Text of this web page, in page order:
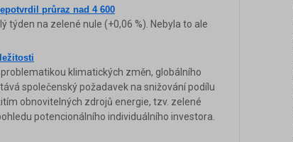
průraz nad 4 600
týden na zelené nule (+0,06 %). Nebyla to ale
klimatických změn, globálního
společenský požadavek na snižování podílu
obnovitelných zdrojů energie, tzv. zelené
potencionálního individuálního investora.